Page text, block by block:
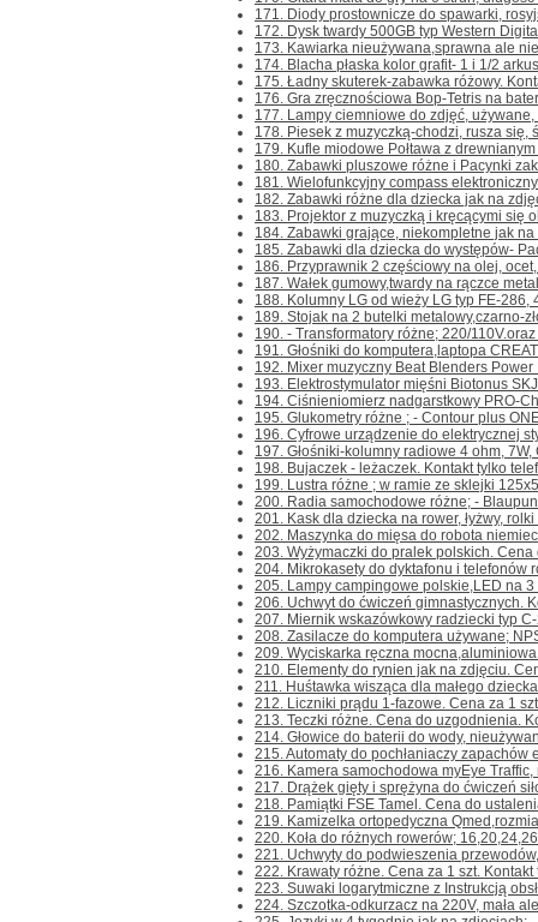
171. Diody prostownicze do spawarki,
172. Dysk twardy 500GB typ Western
173. Kawiarka nieużywana,sprawna ale
174. Blacha płaska kolor grafit- 1 i 1/2
175. Ładny skuterek-zabawka różowy.
176. Gra zręcznościowa Bop-Tetris na
177. Lampy ciemniowe do zdjęć,
178. Piesek z muzyczką-chodzi, rusza się,
179. Kufle miodowe Połtawa z
180. Zabawki pluszowe różne i Pacynki
181. Wielofunkcyjny compass
182. Zabawki różne dla dziecka jak na
183. Projektor z muzyczką i kręcącymi się
184. Zabawki grające, niekompletne jak
185. Zabawki dla dziecka do występów-
186. Przyprawnik 2 częściowy na olej,
187. Wałek gumowy,twardy na rączce
188. Kolumny LG od wieży LG typ FE-286,
189. Stojak na 2 butelki metalowy,czarno-
190. - Transformatory różne; 220/
191. Głośniki do komputera,laptopa
192. Mixer muzyczny Beat Blenders Power
193. Elektrostymulator mięśni Biotonus
194. Ciśnieniomierz nadgarstkowy PRO-
195. Glukometry różne ; - Contour plus
196. Cyfrowe urządzenie do elektrycznej
197. Głośniki-kolumny radiowe 4 ohm,
198. Bujaczek - leżaczek. Kontakt tylko
199. Lustra różne ; w ramie ze sklejki
200. Radia samochodowe różne; -
201. Kask dla dziecka na rower, łyżwy,
202. Maszynka do mięsa do robota
203. Wyżymaczki do pralek polskich.
204. Mikrokasety do dyktafonu i telefonów
205. Lampy campingowe polskie,LED na
206. Uchwyt do ćwiczeń gimnastycznych.
207. Miernik wskazówkowy radziecki typ
208. Zasilacze do komputera używane;
209. Wyciskarka ręczna
210. Elementy do rynien jak na zdjęciu.
211. Huśtawka wisząca dla małego
212. Liczniki prądu 1-fazowe. Cena za 1
213. Teczki różne. Cena do uzgodnienia.
214. Głowice do baterii do wody,
215. Automaty do pochłaniaczy zapachów
216. Kamera samochodowa myEye
217. Drążek gięty i sprężyna do ćwiczeń
218. Pamiątki FSE Tamel. Cena do
219. Kamizelka ortopedyczna
220. Koła do różnych rowerów;
221. Uchwyty do podwieszenia
222. Krawaty różne. Cena za 1 szt.
223. Suwaki logarytmiczne z Instrukcją
224. Szczotka-odkurzacz na 220V, mała